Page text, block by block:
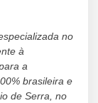
no
à
a
brasileira e
de Serra, no